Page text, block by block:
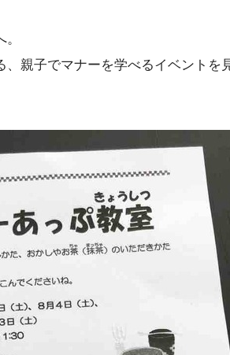
親子でマナーを学べるイベントを